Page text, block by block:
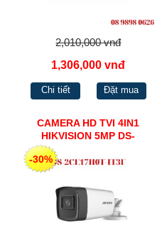
2,010,000 vnđ
1,306,000 vnđ
Chi tiết Đặt mua
CAMERA HD TVI 4IN1
HIKVISION 5MP DS-
2CE17H0T-IT3F
-30%